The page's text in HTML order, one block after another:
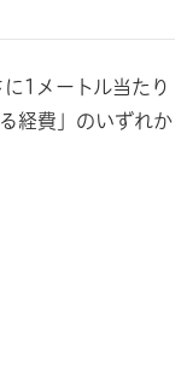
1メートル当たり
経費」のいずれか